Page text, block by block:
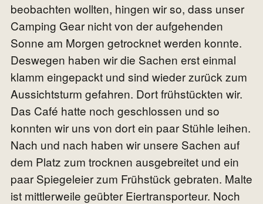
beobachten wollten, hingen wir so, dass unser
Camping Gear nicht von der aufgehenden
Sonne am Morgen getrocknet werden konnte.
Deswegen haben wir die Sachen erst einmal
klamm eingepackt und sind wieder zurück zum
Aussichtsturm gefahren. Dort frühstückten wir.
Das Café hatte noch geschlossen und so
konnten wir uns von dort ein paar Stühle leihen.
Nach und nach haben wir unsere Sachen auf
dem Platz zum trocknen ausgebreitet und ein
paar Spiegeleier zum Frühstück gebraten. Malte
ist mittlerweile geübter Eiertransporteur. Noch